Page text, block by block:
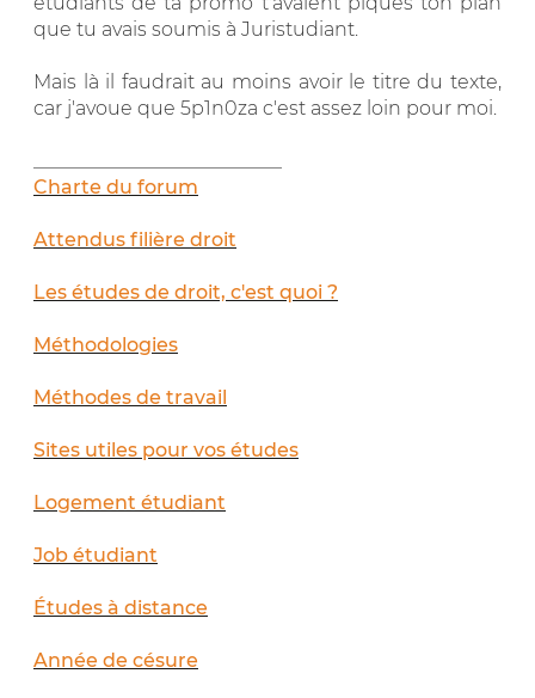
que tu avais soumis à Juristudiant.
Mais là il faudrait au moins avoir le titre du texte,
car j'avoue que 5p1n0za c'est assez loin pour moi.
Charte du forum
Attendus filière droit
Les études de droit, c'est quoi ?
Méthodologies
Méthodes de travail
Sites utiles pour vos études
Logement étudiant
Job étudiant
Études à distance
Année de césure